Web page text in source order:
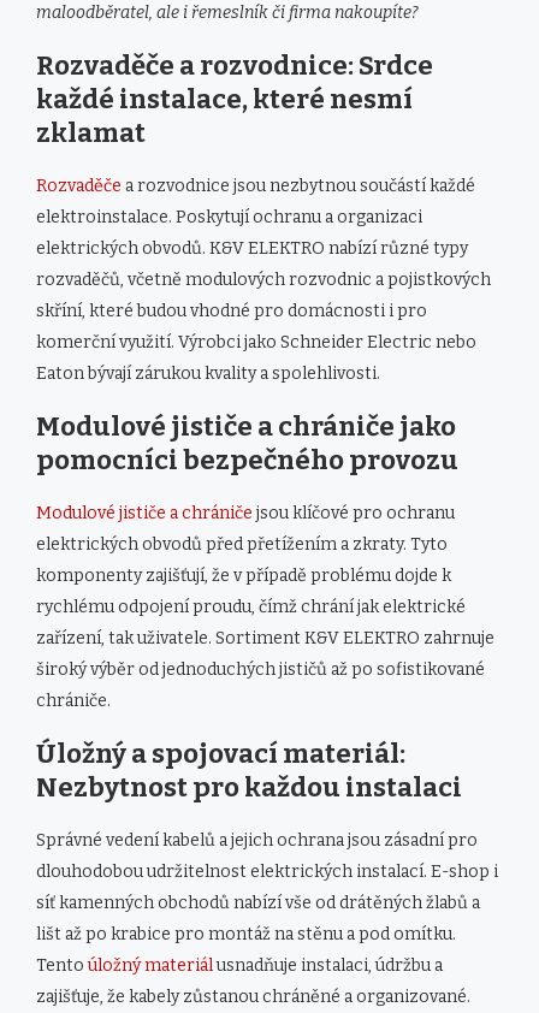
maloodběratel, ale i řemeslník či firma nakoupíte?
Rozvaděče a rozvodnice: Srdce
každé instalace, které nesmí
zklamat
Rozvaděče a rozvodnice jsou nezbytnou součástí každé
elektroinstalace. Poskytují ochranu a organizaci
elektrických obvodů. K&V ELEKTRO nabízí různé typy
rozvaděčů, včetně modulových rozvodnic a pojistkových
skříní, které budou vhodné pro domácnosti i pro
komerční využití. Výrobci jako Schneider Electric nebo
Eaton bývají zárukou kvality a spolehlivosti.
Modulové jističe a chrániče jako
pomocníci bezpečného provozu
Modulové jističe a chrániče jsou klíčové pro ochranu
elektrických obvodů před přetížením a zkraty. Tyto
komponenty zajišťují, že v případě problému dojde k
rychlému odpojení proudu, čímž chrání jak elektrické
zařízení, tak uživatele. Sortiment K&V ELEKTRO zahrnuje
široký výběr od jednoduchých jističů až po sofistikované
chrániče.
Úložný a spojovací materiál:
Nezbytnost pro každou instalaci
Správné vedení kabelů a jejich ochrana jsou zásadní pro
dlouhodobou udržitelnost elektrických instalací. E-shop i
síť kamenných obchodů nabízí vše od drátěných žlabů a
lišt až po krabice pro montáž na stěnu a pod omítku.
Tentoúložný materiálusnadňuje instalaci, údržbu a
zajišťuje, že kabely zůstanou chráněné a organizované.